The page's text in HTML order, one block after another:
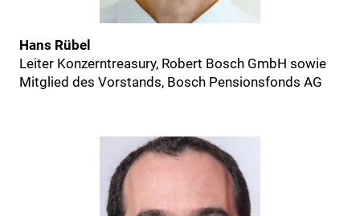
Hans Rübel
Leiter Konzerntreasury, Robert Bosch GmbH sowie
Mitglied des Vorstands, Bosch Pensionsfonds AG